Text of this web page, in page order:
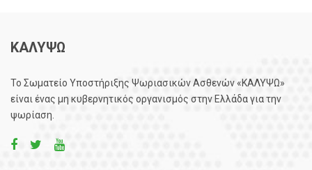
ΚΑΛΥΨΩ
Το Σωματείο Υποστήριξης Ψωριασικών Ασθενών «ΚΑΛΥΨΩ»
είναι ένας μη κυβερνητικός οργανισμός στην Ελλάδα για την
ψωρίαση.